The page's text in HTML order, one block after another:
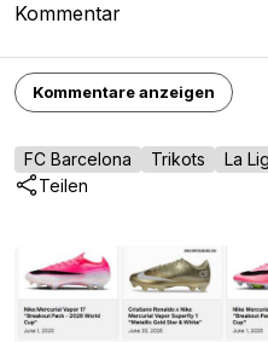
Kommentar
Kommentare anzeigen
FC Barcelona Trikots La
Teilen